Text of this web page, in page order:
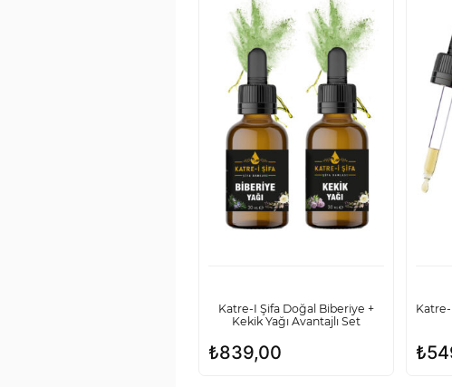
Katre-I Şifa Doğal Biberiye +
Kekik Yağı Avantajlı Set
₺839,00
Katre-
₺